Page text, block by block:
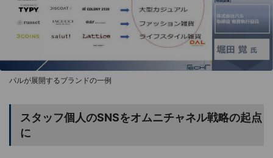
パルが展開するブランドの一例
スタッフ個人のSNSをオムニチャネル戦略の起点
に